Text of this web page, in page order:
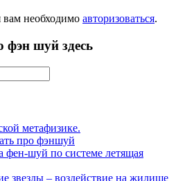
вам необходимо авторизоваться.
фэн шуй здесь
метафизике.
про фэншуй
фен-шуй по системе летящая
звезды – воздействие на жилище